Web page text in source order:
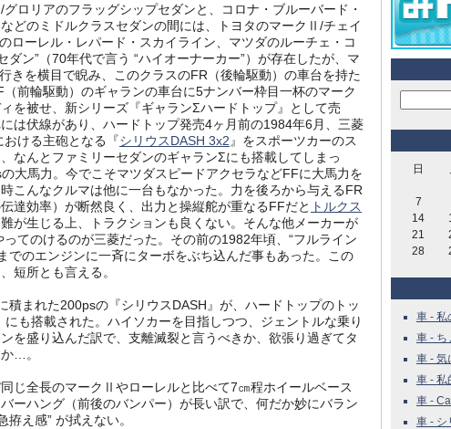
ロリアのフラッグシップセダンと、コロナ・ブルーバード・
どのミドルクラスセダンの間には、トヨタのマークⅡ/チェイ
ローレル・レパード・スカイライン、マツダのルーチェ・コ
ダン”（70年代で言う “ハイオーナーカー”）が存在したが、マ
きを横目で睨み、このクラスのFR（後輪駆動）の車台を持た
前輪駆動）のギャランの車台に5ナンバー枠目一杯のマーク
を被せ、新シリーズ『ギャランΣハードトップ』として売
は伏線があり、ハードトップ発売4ヶ月前の1984年6月、三菱
おける主砲となる『シリウスDASH 3x2 』をスポーツカーのス
なんとファミリーセダンのギャランΣにも搭載してしまっ
大馬力。今でこそマツダスピードアクセラなどFFに大馬力を
こんなクルマは他に一台もなかった。力を後ろから与えるFR
達効率）が断然良く、出力と操縦舵が重なるFFだと トルクス
が生じる上、トラクションも良くない。そんな他メーカーが
ってのけるのが三菱だった。その前の1982年頃、“フルライン
でのエンジンに一斉にターボをぶち込んだ事もあった。この
短所とも言える。
積まれた200psの『シリウスDASH』が、ハードトップのトッ
も搭載された。ハイソカーを目指しつつ、ジェントルな乗り
を盛り込んだ訳で、支離滅裂と言うべきか、欲張り過ぎてタ
…。
じ全長のマークⅡやローレルと比べて7㎝程ホイールベース
ーハング（前後のバンパー）が長い訳で、何だか妙にバラン
拵え感” が拭えない。
日
7
14
21
28
車 - 私
車 - ち
車 - 気
車 - 私
車 -
車 - シ